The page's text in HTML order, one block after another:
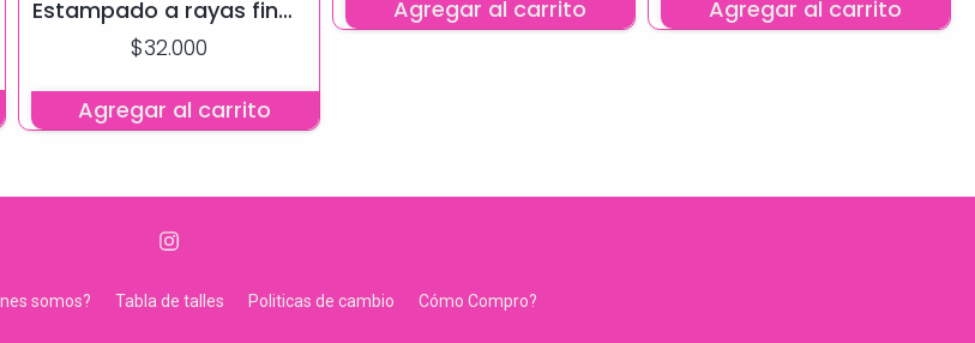
Estampado a rayas finas
Efecto Push Up
$32.000
Agregar al carrito
Agregar al carrito Agregar al carrito
somos? Tabla de talles Politicas de cambio Cómo Compro?